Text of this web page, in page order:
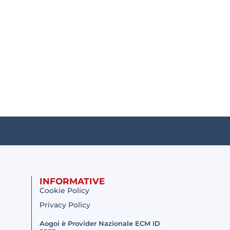
INFORMATIVE
Cookie Policy
Privacy Policy
Aogoi è Provider Nazionale ECM ID